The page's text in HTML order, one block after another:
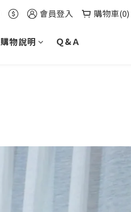
會員登入 購物車(0)
購物說明 Ｑ&Ａ